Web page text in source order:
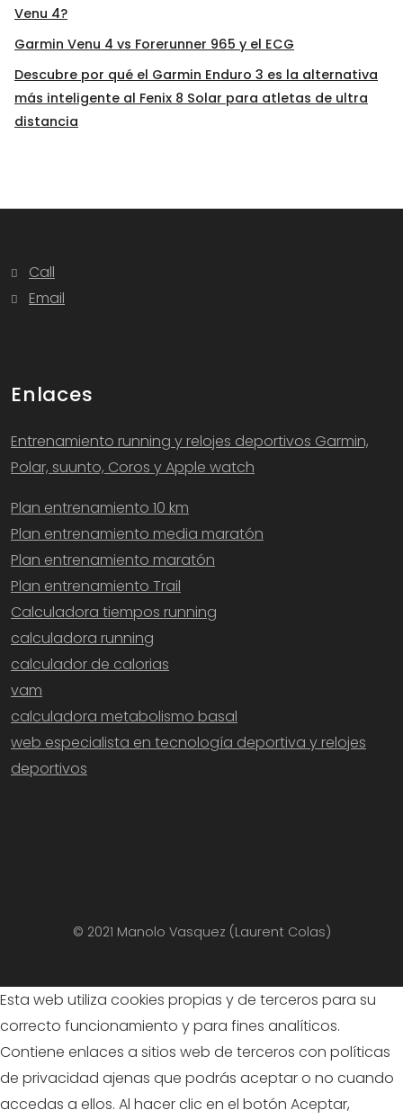
Venu 4?
Garmin Venu 4 vs Forerunner 965 y el ECG
Descubre por qué el Garmin Enduro 3 es la alternativa
más inteligente al Fenix 8 Solar para atletas de ultra
distancia
Call
Email
Enlaces
Entrenamiento running y relojes deportivos Garmin,
Polar, suunto, Coros y Apple watch
Plan entrenamiento 10 km
Plan entrenamiento media maratón
Plan entrenamiento maratón
Plan entrenamiento Trail
Calculadora tiempos running
calculadora running
calculador de calorias
vam
calculadora metabolismo basal
web especialista en tecnología deportiva y relojes
deportivos
© 2021 Manolo Vasquez (Laurent Colas)
Esta web utiliza cookies propias y de terceros para su
correcto funcionamiento y para fines analíticos.
Contiene enlaces a sitios web de terceros con políticas
de privacidad ajenas que podrás aceptar o no cuando
accedas a ellos. Al hacer clic en el botón Aceptar,